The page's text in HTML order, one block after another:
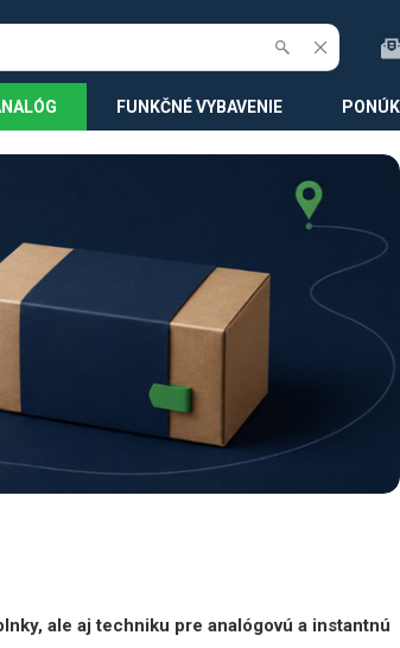
FUNKČNÉ VYBAVENIE
ale aj techniku pre analógovú a instantnú